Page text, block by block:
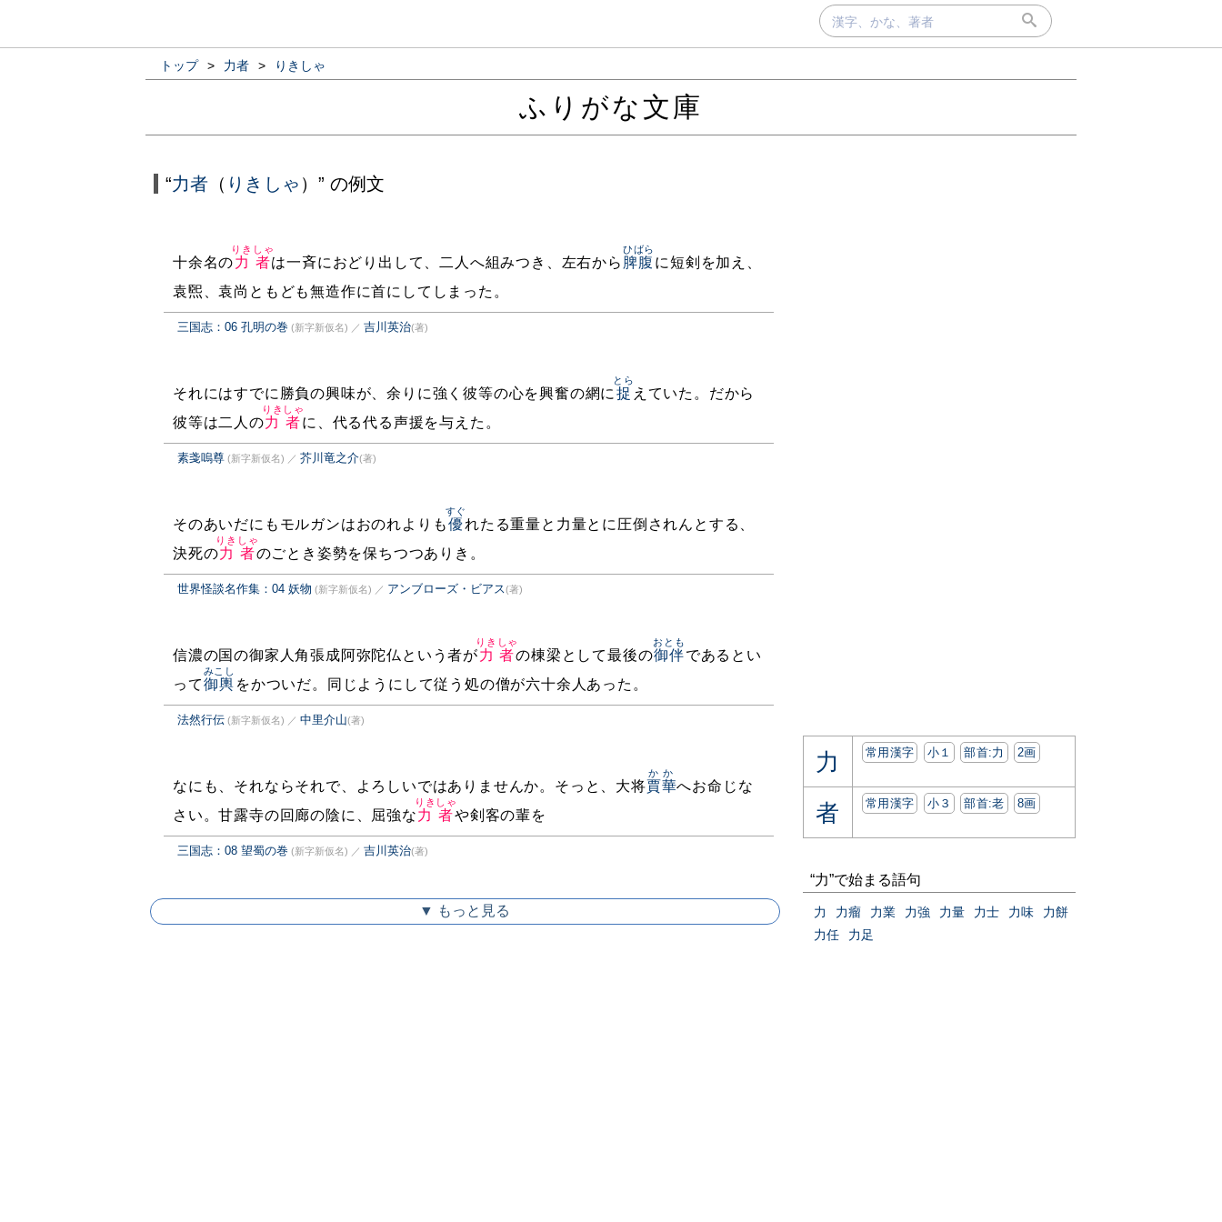
トップ > 力者 > りきしゃ
ふりがな文庫
“力者 （ りきしゃ ）” の例文
十余名の力者
りきしゃ
は一斉におどり出して、二人へ組みつき、左右から 脾腹
ひばら
に短剣を加え、
袁煕、袁尚ともども無造作に首にしてしまった。
三国志：06 孔明の巻 (新字新仮名) ／ 吉川英治(著)
それにはすでに勝負の興味が、余りに強く彼等の心を興奮の網に 捉
とら
えていた。だから
彼等は二人の力者
りきしゃ
に、代る代る声援を与えた。
素戔嗚尊 (新字新仮名) ／ 芥川竜之介(著)
そのあいだにもモルガンはおのれよりも優
すぐ
れたる重量と力量とに圧倒されんとする、
決死の力者
りきしゃ
のごとき姿勢を保ちつつありき。
世界怪談名作集：04 妖物 (新字新仮名) ／ アンブローズ・ビアス(著)
信濃の国の御家人角張成阿弥陀仏という者が力者
りきしゃ
の棟梁として最後の御伴
おとも
であるとい
って御輿
みこし
をかついだ。同じようにして従う処の僧が六十余人あった。
法然行伝 (新字新仮名) ／ 中里介山(著)
なにも、それならそれで、よろしいではありませんか。そっと、大将賈華
かか
へお命じな
さい。甘露寺の回廊の陰に、屈強な力者
りきしゃ
や剣客の輩を
三国志：08 望蜀の巻 (新字新仮名) ／ 吉川英治(著)
▼ もっと見る
力 常用漢字 小１ 部首:⼒ 2画
者 常用漢字 小３ 部首:⽼ 8画
“力”で始まる語句
力 力瘤 力業 力強 力量 力士 力味
力餅
力任
力足